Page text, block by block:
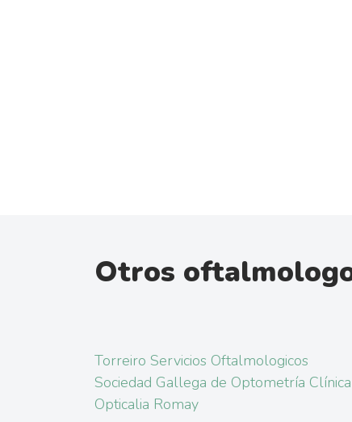
Otros
Torreiro Servicios Oftalmologicos
Sociedad Gallega de Optometría Clínica
Opticalia Romay